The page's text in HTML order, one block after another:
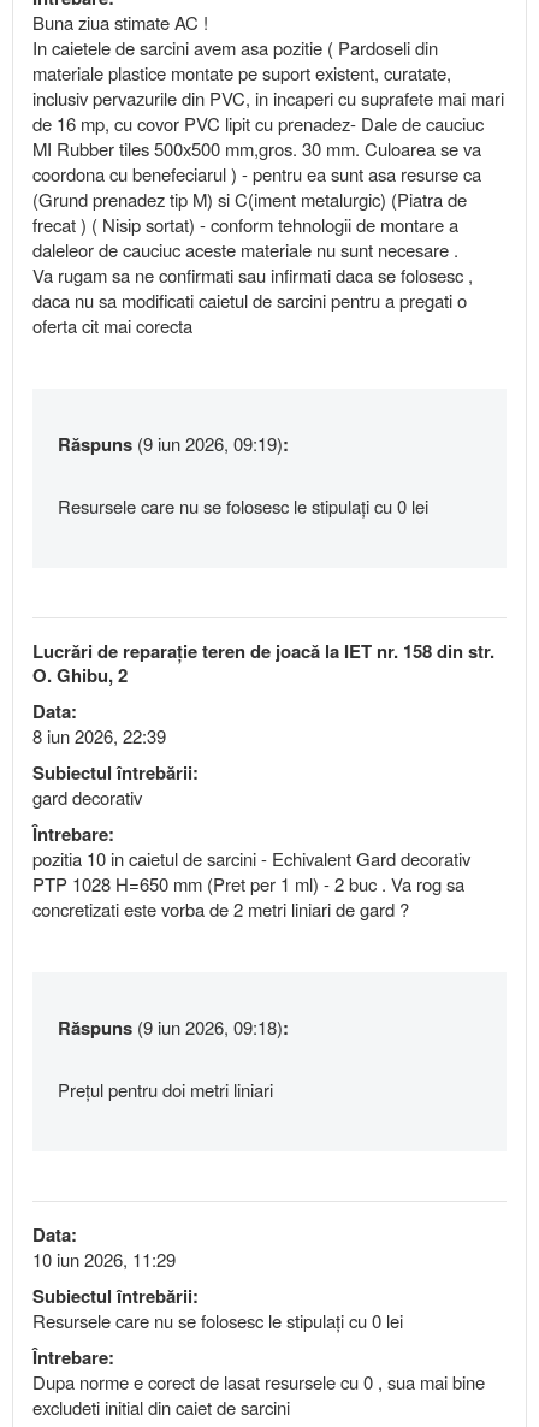
Buna ziua stimate AC !
In caietele de sarcini avem asa pozitie ( Pardoseli din
materiale plastice montate pe suport existent, curatate,
inclusiv pervazurile din PVC, in incaperi cu suprafete mai mari
de 16 mp, cu covor PVC lipit cu prenadez- Dale de cauciuc
MI Rubber tiles 500x500 mm,gros. 30 mm. Culoarea se va
coordona cu benefeciarul ) - pentru ea sunt asa resurse ca
(Grund prenadez tip M) si C(iment metalurgic) (Piatra de
frecat ) ( Nisip sortat) - conform tehnologii de montare a
daleleor de cauciuc aceste materiale nu sunt necesare .
Va rugam sa ne confirmati sau infirmati daca se folosesc ,
daca nu sa modificati caietul de sarcini pentru a pregati o
oferta cit mai corecta
Răspuns (9 iun 2026, 09:19):
Resursele care nu se folosesc le stipulați cu 0 lei
Lucrări de reparație teren de joacă la IET nr. 158 din str.
O. Ghibu, 2
Data:
8 iun 2026, 22:39
Subiectul întrebării:
gard decorativ
Întrebare:
pozitia 10 in caietul de sarcini - Echivalent Gard decorativ
PTP 1028 H=650 mm (Pret per 1 ml) - 2 buc . Va rog sa
concretizati este vorba de 2 metri liniari de gard ?
Răspuns (9 iun 2026, 09:18):
Prețul pentru doi metri liniari
Data:
10 iun 2026, 11:29
Subiectul întrebării:
Resursele care nu se folosesc le stipulați cu 0 lei
Întrebare:
Dupa norme e corect de lasat resursele cu 0 , sua mai bine
excludeti initial din caiet de sarcini